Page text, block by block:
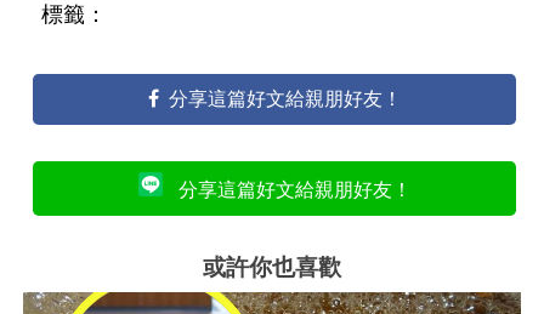
標籤：
分享這篇好文給親朋好友！
分享這篇好文給親朋好友！
或許你也喜歡